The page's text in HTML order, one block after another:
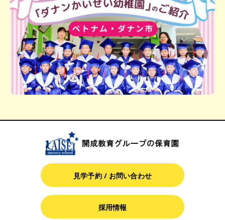
見学予約 / お問い合わせ
採用情報